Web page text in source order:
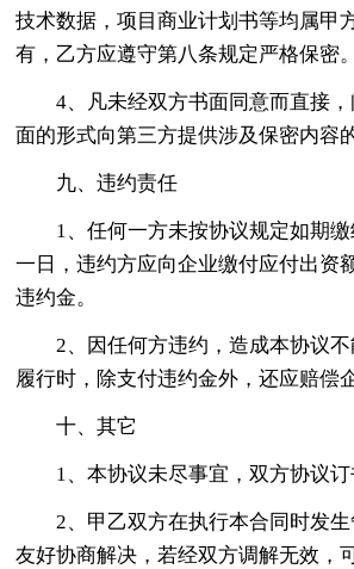
技术数据，项目商业计划书等均属甲
有，乙方应遵守第八条规定严格保密。
4、凡未经双方书面同意而直接
面的形式向第三方提供涉及保密内容
九、违约责任
1、任何一方未按协议规定如期
一日，违约方应向企业缴付应付出资
违约金。
2、因任何方违约，造成本协议
履行时，除支付违约金外，还应赔偿
十、其它
1、本协议未尽事宜，双方协议订
2、甲乙双方在执行本合同时发
友好协商解决，若经双方调解无效，